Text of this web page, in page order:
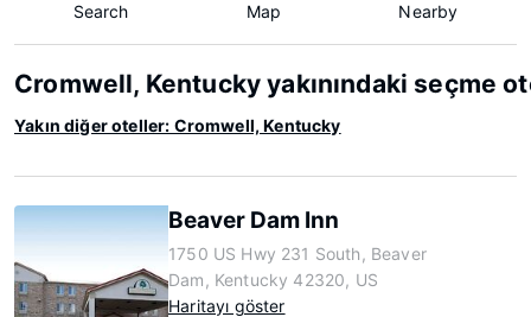
Search Map Nearby
Cromwell, Kentucky yakınındaki seçme
Yakın diğer oteller: Cromwell, Kentucky
Beaver Dam Inn
1750 US Hwy 231 South, Beaver
Dam, Kentucky 42320, US
Haritayı göster